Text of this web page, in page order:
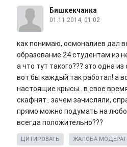
Бишкекчанка
01.11.2014, 01:02
как понимаю, осмоналиев дал
образование 24 студентам из
а что тут такого??? это одна
вот бы каждый так работал! а
настоящие крысы.. в свое
скафнят.. зачем зачисляли,
прямо можно подумать на
всегда положительно???
ЦИТИРОВАТЬ ЖАЛОБА